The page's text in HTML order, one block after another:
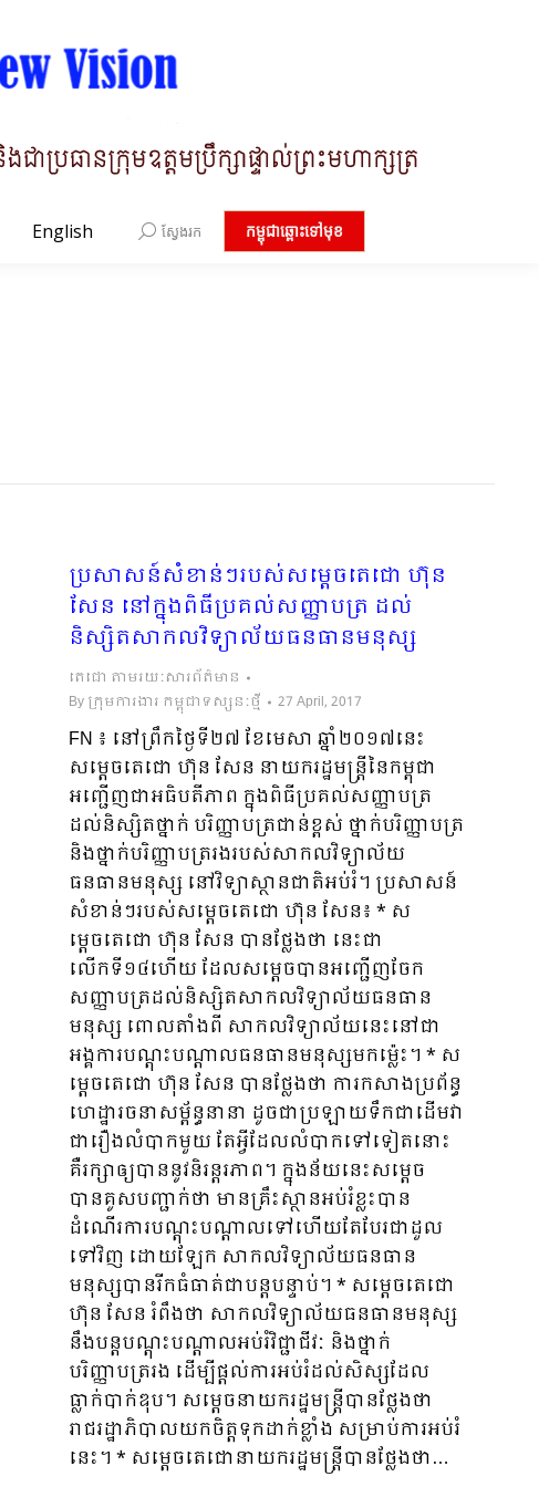
English Search:
ស្វែងរក កម្ពុជាឆ្ពោះទៅមុខ
ប្រសាសន៍សំខាន់ៗរបស់សម្តេចតេជោ ហ៊ុន
សែន នៅក្នុងពិធីប្រគល់សញ្ញាបត្រ ដល់
និស្សិតសាកលវិទ្យាល័យធនធានមនុស្ស
តេជោ តាមរយៈសារព័ត៌មាន
By ក្រុមការងារ កម្ពុជាទស្សនៈថ្មី 27 April, 2017
FN ៖ នៅព្រឹកថ្ងៃទី២៧ ខែមេសា ឆ្នាំ២០១៧នេះ
សម្ដេចតេជោ ហ៊ុន សែន នាយករដ្ឋមន្ត្រីនៃកម្ពុជា ​
អញ្ជើញជាអធិបតីភាព ក្នុងពិធីប្រគល់សញ្ញាបត្រ
ដល់និស្សិតថ្នាក់ បរិញ្ញាបត្រជាន់ខ្ពស់ ថ្នាក់បរិញ្ញាបត្រ
និង​ថ្នាក់បរិញ្ញាបត្ររងរបស់សាកលវិទ្យាល័យ
ធនធានមនុស្ស នៅវិទ្យាស្ថានជាតិអប់រំ។ ប្រសាសន៍
សំខាន់ៗរបស់សម្តេចតេជោ ហ៊ុន សែន៖ * ស
ម្តេចតេជោ​ ហ៊ុន សែន បានថ្លែងថា​ នេះជា
លើកទី១៤ហើយ ដែលសម្តេចបានអញ្ជើញចែក
សញ្ញាបត្រដល់និស្សិតសាកលវិទ្យាល័យធនធាន
មនុស្ស​ ពោលតាំងពី សាកលវិទ្យាល័យនេះនៅជា
អង្គការបណ្តុះបណ្តាលធនធានមនុស្សមកម្ល៉េះ។ * ស
ម្តេចតេជោ ហ៊ុន សែន បានថ្លែងថា ការកសាងប្រព័ន្ធ
ហេដ្ឋារចនាសម្ព័ន្ធនានា ដូចជាប្រឡាយទឹកជាដើមវា
ជារឿងលំបាកមួយ តែអ្វីដែលលំបាកទៅទៀតនោះ
គឺរក្សាឲ្យបាននូវនិរន្តរភាព។ ក្នុងន័យនេះសម្តេច
បានគូសបញ្ជាក់ថា មានគ្រឹះស្ថានអប់រំខ្លះ​បាន
ដំណើរការបណ្តុះបណ្តាលទៅហើយតែបែរជាដួល
ទៅវិញ ដោយឡែក សាកលវិទ្យាល័យធនធាន
មនុស្សបានរីកធំធាត់ជាបន្តបន្ទាប់។ * សម្តេចតេជោ
ហ៊ុន សែន រំពឹងថា សាកលវិទ្យាល័យធនធានមនុស្ស
នឹងបន្តបណ្តុះបណ្តាលអប់រំវិជ្ជាជីវៈ និងថ្នាក់
បរិញ្ញាបត្ររង ដើម្បីផ្តល់ការអប់រំដល់សិស្សដែល
ធ្លាក់បាក់ឌុប។ សម្តេចនាយករដ្ឋមន្ត្រីបានថ្លែងថា
រាជរដ្ឋាភិបាលយកចិត្តទុកដាក់ខ្លាំង សម្រាប់ការអប់រំ
នេះ។ * សម្តេចតេជោនាយករដ្ឋមន្ត្រីបានថ្លែងថា…